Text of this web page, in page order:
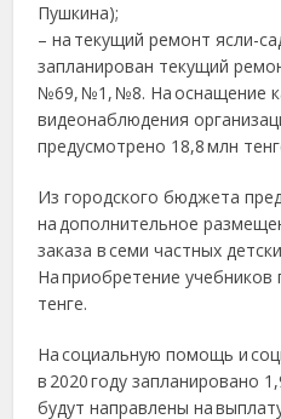
Пушкина);
– на текущий ремонт ясли-
запланирован текущий
№69, №1, №8. На оснащение
видеонаблюдения
предусмотрено 18,8 млн
Из городского бюджета
на дополнительное
заказа в семи частных
На приобретение
тенге.
На социальную помощь и
в 2020 году запланировано
будут направлены на